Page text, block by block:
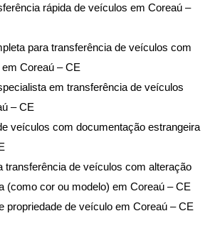
rápida de veículos em Coreaú –
para transferência de veículos com
Coreaú – CE
em transferência de veículos
– CE
veículos com documentação estrangeira
transferência de veículos com alteração
(como cor ou modelo) em Coreaú – CE
propriedade de veículo em Coreaú – CE